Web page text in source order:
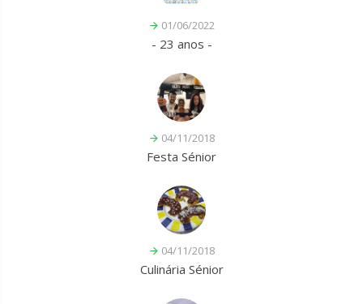
01/06/2022
- 23 anos -
04/11/2018
Festa Sénior
04/11/2018
Culinária Sénior